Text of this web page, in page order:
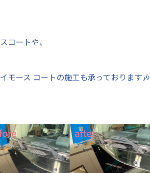
コートや、
モース コートの施工も承っております🎶